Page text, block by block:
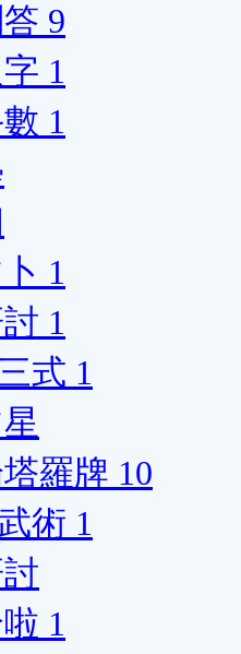
9
1
1
1
1
式 1
羅牌 10
術 1
1